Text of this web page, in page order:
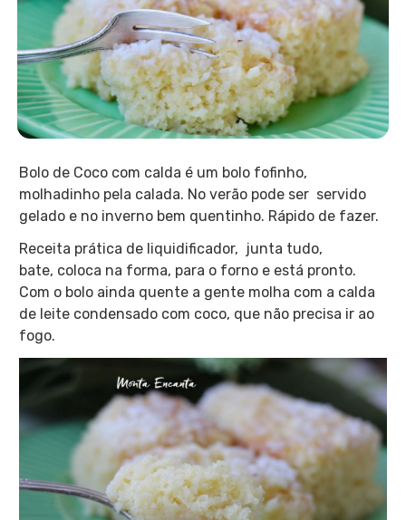
Bolo de Coco com calda é um bolo fofinho,
molhadinho pela calada. No verão pode ser servido
gelado e no inverno bem quentinho. Rápido de fazer.
Receita prática de liquidificador, junta tudo,
bate, coloca na forma, para o forno e está pronto.
Com o bolo ainda quente a gente molha com a calda
de leite condensado com coco, que não precisa ir ao
fogo.